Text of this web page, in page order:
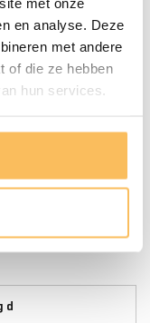
en analyse. Deze
met andere
of die ze hebben
hun services.
En
Kan Het